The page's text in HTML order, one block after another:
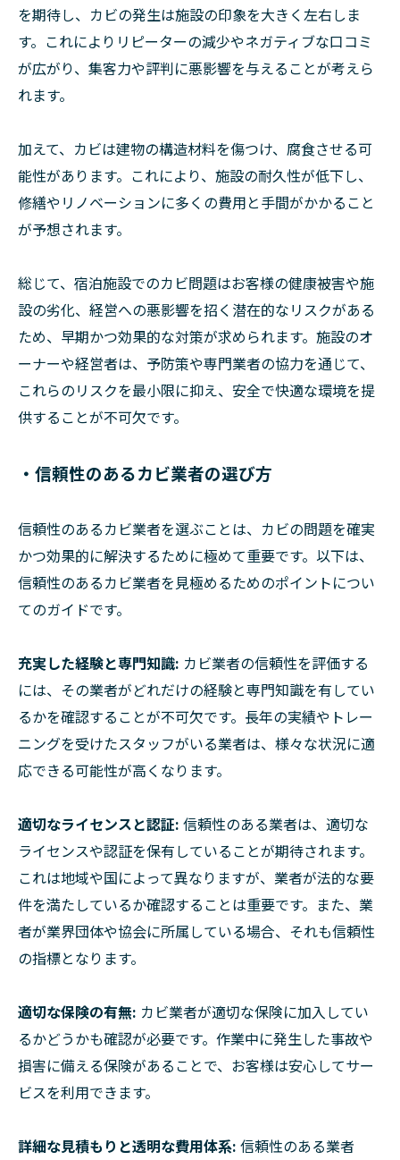
を期待し、カビの発生は施設の印象を大きく左右しま
す。これによりリピーターの減少やネガティブな口コミ
が広がり、集客力や評判に悪影響を与えることが考えら
れます。
加えて、カビは建物の構造材料を傷つけ、腐食させる可
能性があります。これにより、施設の耐久性が低下し、
修繕やリノベーションに多くの費用と手間がかかること
が予想されます。
総じて、宿泊施設でのカビ問題はお客様の健康被害や施
設の劣化、経営への悪影響を招く潜在的なリスクがある
ため、早期かつ効果的な対策が求められます。施設のオ
ーナーや経営者は、予防策や専門業者の協力を通じて、
これらのリスクを最小限に抑え、安全で快適な環境を提
供することが不可欠です。
・信頼性のあるカビ業者の選び方
信頼性のあるカビ業者を選ぶことは、カビの問題を確実
かつ効果的に解決するために極めて重要です。以下は、
信頼性のあるカビ業者を見極めるためのポイントについ
てのガイドです。
充実した経験と専門知識: カビ業者の信頼性を評価する
には、その業者がどれだけの経験と専門知識を有してい
るかを確認することが不可欠です。長年の実績やトレー
ニングを受けたスタッフがいる業者は、様々な状況に適
応できる可能性が高くなります。
適切なライセンスと認証: 信頼性のある業者は、適切な
ライセンスや認証を保有していることが期待されます。
これは地域や国によって異なりますが、業者が法的な要
件を満たしているか確認することは重要です。また、業
者が業界団体や協会に所属している場合、それも信頼性
の指標となります。
適切な保険の有無: カビ業者が適切な保険に加入してい
るかどうかも確認が必要です。作業中に発生した事故や
損害に備える保険があることで、お客様は安心してサー
ビスを利用できます。
詳細な見積もりと透明な費用体系: 信頼性のある業者